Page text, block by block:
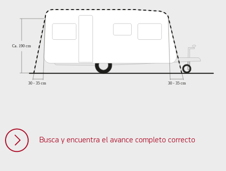
Busca y encuentra el avance completo correcto